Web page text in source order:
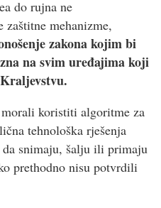
do rujna ne
mehanizme,
zakona kojim bi
na svim uređajima koji
koristiti algoritme za
tehnološka rješenja
snimaju, šalju ili primaju
prethodno nisu potvrdili